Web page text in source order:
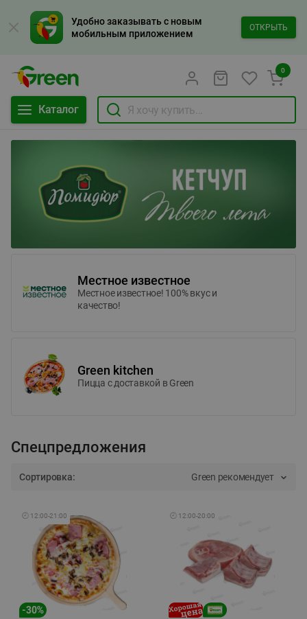
Удобно заказывать с новым
мобильным приложением
ОТКРЫТЬ
Каталог
0
Местное известное
Местное известное! 100% вкус и
качество!
Green kitchen
Пицца c доставкой в Green
Спецпредложения
Сортировка: Green рекомендует
🕘 12:00-21:00
-30%
🕘 12:00-20:00